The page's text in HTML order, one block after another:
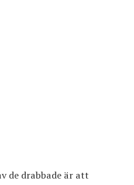
de drabbade är att